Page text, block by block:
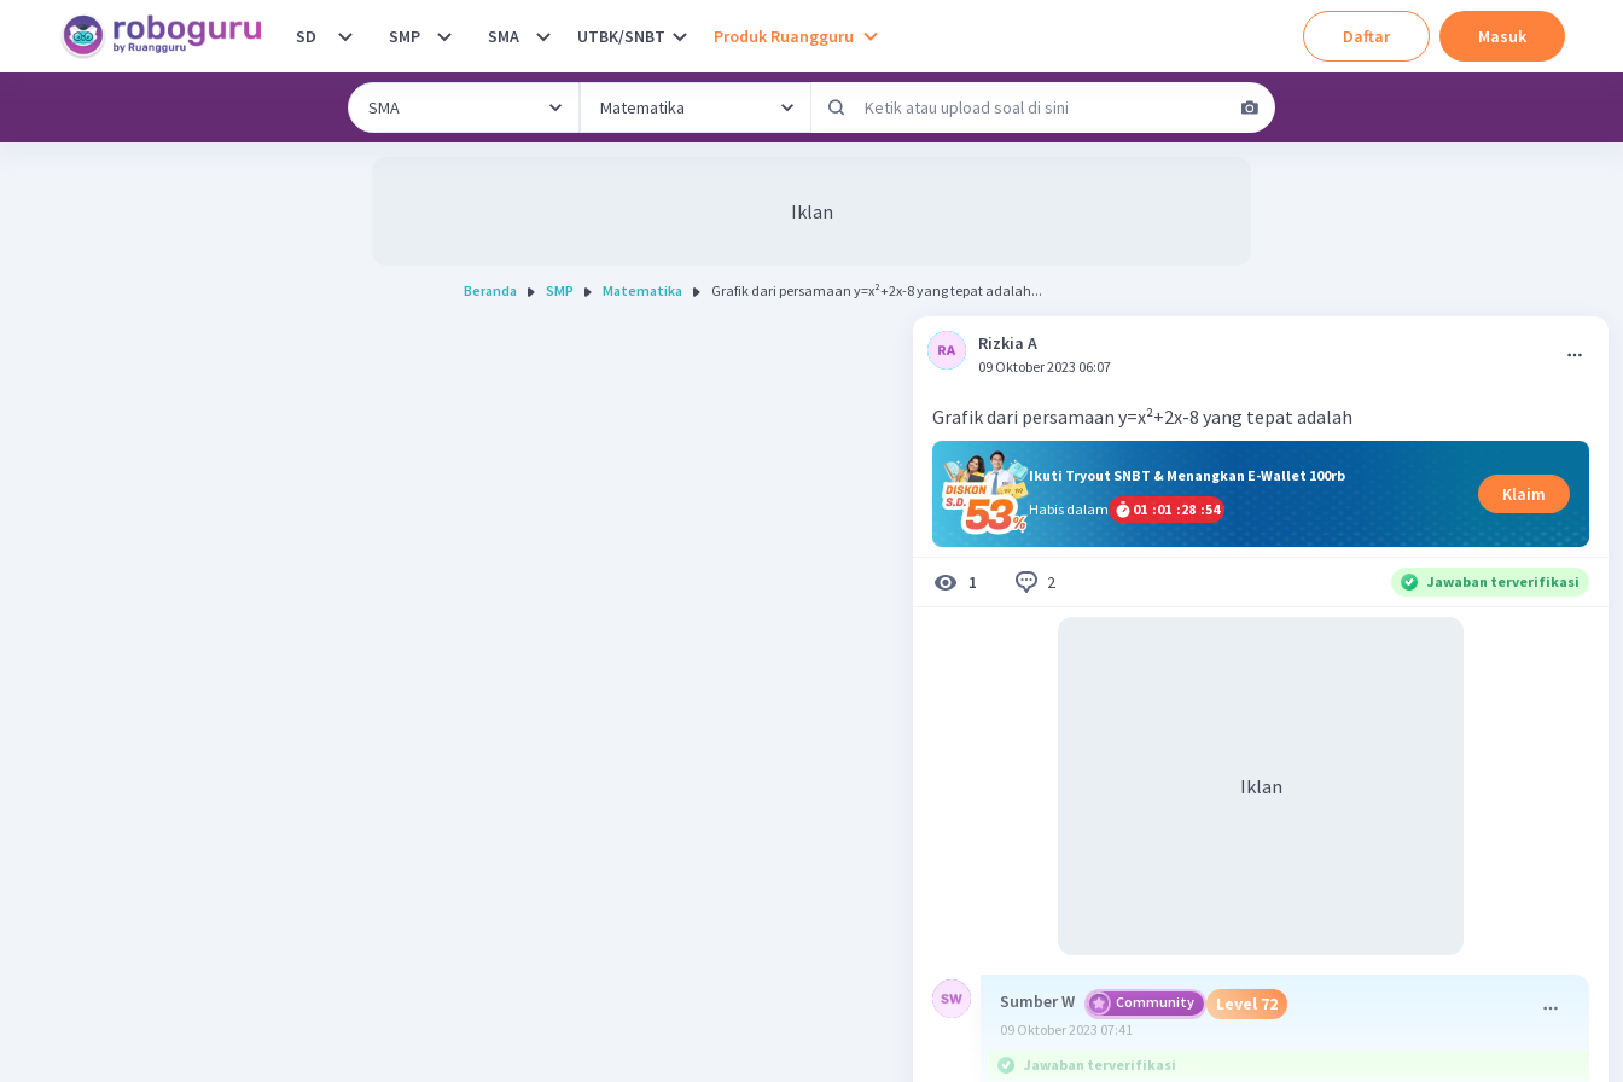
SD SMP SMA UTBK/SNBT Produk Ruangguru Daftar Masuk
Iklan
Beranda SMP Matematika Grafik dari persamaan y=x²+2x-8 yang tepat adalah...
Rizkia A
09 Oktober 2023 06:07
Grafik dari persamaan y=x²+2x-8 yang tepat adalah
Ikuti Tryout SNBT & Menangkan E-Wallet 100rb
Habis dalam
01 :01 :28 :54
Klaim
1 2 Jawaban terverifikasi
Iklan
Sumber W Community Level 72
09 Oktober 2023 07:41
Jawaban terverifikasi